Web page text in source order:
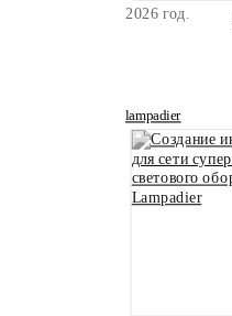
2026 год.
lampadier